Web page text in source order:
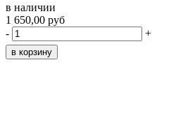
в наличии
1 650,00 руб
-
+